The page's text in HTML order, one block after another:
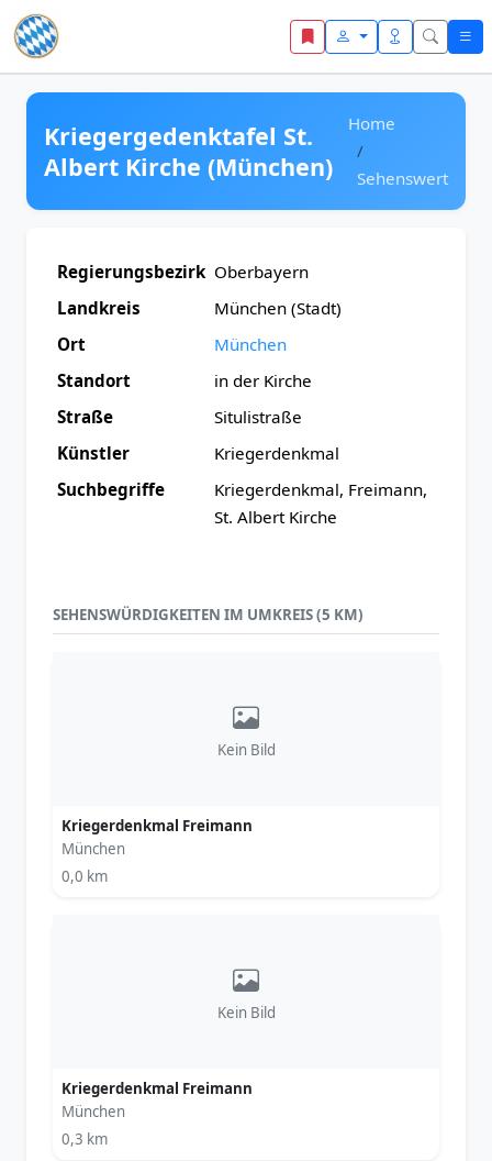
Zum Inhalt springen
Kriegergedenktafel St.
Albert Kirche (München)
Home
Sehenswert
Regierungsbezirk Oberbayern
Landkreis
München (Stadt)
Ort
München
Standort
in der Kirche
Straße
Situlistraße
Künstler
Kriegerdenkmal
Suchbegriffe
Kriegerdenkmal, Freimann,
St. Albert Kirche
SEHENSWÜRDIGKEITEN IM UMKREIS (5 KM)
Kein Bild
Kriegerdenkmal Freimann
München
0,0 km
Kein Bild
Kriegerdenkmal Freimann
München
0,3 km